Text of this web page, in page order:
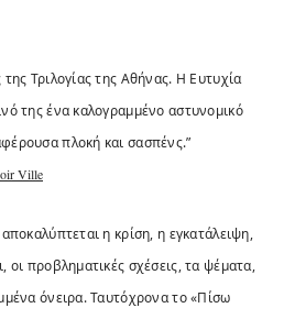
Τριλογίας της Αθήνας. Η Ευτυχία
της ένα καλογραμμένο αστυνομικό
πλοκή και σασπένς.”
Ville
η κρίση, η εγκατάλειψη,
οι προβληματικές σχέσεις, τα ψέματα,
όνειρα. Ταυτόχρονα το «Πίσω